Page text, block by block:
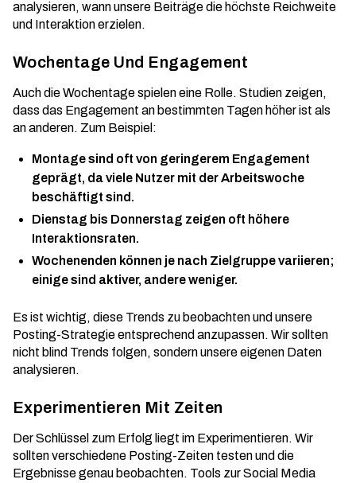
analysieren, wann unsere Beiträge die höchste Reichweite
und Interaktion erzielen.
Wochentage Und Engagement
Auch die Wochentage spielen eine Rolle. Studien zeigen,
dass das Engagement an bestimmten Tagen höher ist als
an anderen. Zum Beispiel:
Montage sind oft von geringerem Engagement
geprägt, da viele Nutzer mit der Arbeitswoche
beschäftigt sind.
Dienstag bis Donnerstag zeigen oft höhere
Interaktionsraten.
Wochenenden können je nach Zielgruppe variieren;
einige sind aktiver, andere weniger.
Es ist wichtig, diese Trends zu beobachten und unsere
Posting-Strategie entsprechend anzupassen. Wir sollten
nicht blind Trends folgen, sondern unsere eigenen Daten
analysieren.
Experimentieren Mit Zeiten
Der Schlüssel zum Erfolg liegt im Experimentieren. Wir
sollten verschiedene Posting-Zeiten testen und die
Ergebnisse genau beobachten. Tools zurSocial Media